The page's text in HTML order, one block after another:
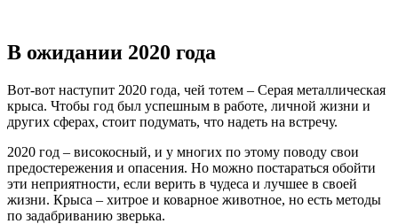
В ожидании 2020 года
Вот-вот наступит 2020 года, чей тотем – Серая металлическая
крыса. Чтобы год был успешным в работе, личной жизни и
других сферах, стоит подумать, что надеть на встречу.
2020 год – високосный, и у многих по этому поводу свои
предостережения и опасения. Но можно постараться обойти
эти неприятности, если верить в чудеса и лучшее в своей
жизни. Крыса – хитрое и коварное животное, но есть методы
по задабриванию зверька.